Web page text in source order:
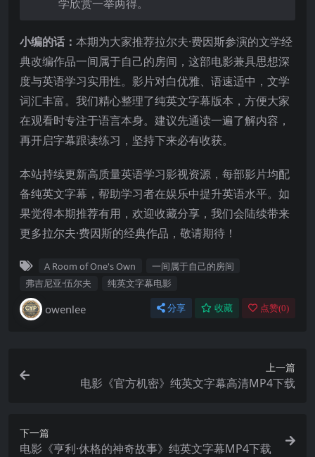
学欣赏一举两得。
小编的话： 本期为大家推荐拉尔夫·费因斯参演的文学经
典改编作品一间属于自己的房间，这部电影兼具思想深
度与英语学习实用性。影片对白优雅、语速适中，文学
词汇丰富。我们精心整理了纯英文字幕版本，方便大家
在观看时专注于语言本身。建议先通读一遍了解内容，
再开启字幕跟读练习，坚持下来必有收获。
本站持续更新高质量英语学习影视资源，每部影片均配
备纯英文字幕，帮助学习者在娱乐中提升英语水平。如
果觉得本期推荐有用，欢迎收藏分享，我们会陆续带来
更多拉尔夫·费因斯的经典作品，敬请期待！
A Room of One's Own
一间属于自己的房间
弗吉尼亚·伍尔夫
纯英文字幕电影
owenlee 分享 收藏 点赞(0)
上一篇
电影《官方机密》纯英文字幕高清MP4下载
下一篇
电影《亨利·休格的神奇故事》纯英文字幕MP4下载